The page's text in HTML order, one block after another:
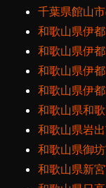
千葉県館山
和歌山県伊
和歌山県伊
和歌山県伊
和歌山県伊
和歌山県和
和歌山県岩
和歌山県御
和歌山県新